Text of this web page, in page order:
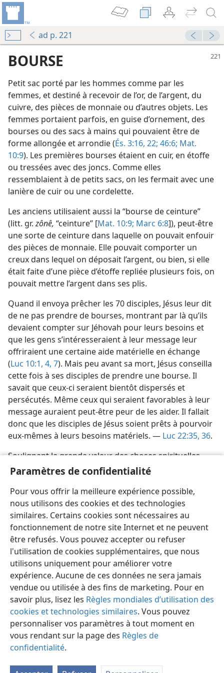
Paramètres de confidentialité
Pour vous offrir la meilleure expérience possible,
nous utilisons des cookies et des technologies
similaires. Certains cookies sont nécessaires au
fonctionnement de notre site Internet et ne peuvent
être refusés. Vous pouvez accepter ou refuser
l'utilisation de cookies supplémentaires, que nous
utilisons uniquement pour améliorer votre
expérience. Aucune de ces données ne sera jamais
vendue ou utilisée à des fins de marketing. Pour en
savoir plus, lisez les Règles mondiales d’utilisation des
cookies et technologies similaires. Vous pouvez
personnaliser vos paramètres à tout moment en
vous rendant sur la page des Règles de
confidentialité.
ad p. 221
BOURSE
Petit sac porté par les hommes comme par les
femmes, et destiné à recevoir de l’or, de l’argent, du
cuivre, des pièces de monnaie ou d’autres objets. Les
femmes portaient parfois, en guise d’ornement, des
bourses ou des sacs à mains qui pouvaient être de
forme allongée et arrondie (És. 3:16, 22; 46:6; Mat.
10:9). Les premières bourses étaient en cuir, en étoffe
ou tressées avec des joncs. Comme elles
ressemblaient à de petits sacs, on les fermait avec une
lanière de cuir ou une cordelette.
Les anciens utilisaient aussi la “bourse de ceinture”
(litt. gr.zônê, “ceinture” [Mat. 10:9; Marc 6:8]), peut-être
une sorte de ceinture dans laquelle on pouvait enfouir
des pièces de monnaie. Elle pouvait comporter un
creux dans lequel on déposait l’argent, ou bien, si elle
était faite d’une pièce d’étoffe repliée plusieurs fois, on
pouvait mettre l’argent dans ses plis.
Quand il envoya prêcher les 70 disciples, Jésus leur dit
de ne pas prendre de bourses, montrant par là qu’ils
devaient compter sur Jéhovah pour leurs besoins et
que les gens s’intéresseraient à leur message leur
offriraient une certaine aide matérielle en échange
(Luc 10:1, 4, 7). Mais peu avant sa mort, Jésus conseilla
cette fois à ses disciples de prendre une bourse. Il
savait que ceux-ci seraient bientôt dispersés et
persécutés. Même ceux qui seraient favorables à leur
message auraient peut-être peur de les aider. Il fallait
donc que les disciples de Jésus soient prêts à pourvoir
eux-​mêmes à leurs besoins matériels. — Luc 22:35, 36.
Soulignant la grande valeur des choses spirituelles,
Jésus exhorta ses disciples à se faire des bourses qui
12:33.
Français Partager Préférences
Copyright © 2026 Watch Tower Bible and Tract Society of Pennsylvania
Conditions d’utilisation
Règles de confidentialité
Paramètres de confidentialité
JW.ORG Se connecter